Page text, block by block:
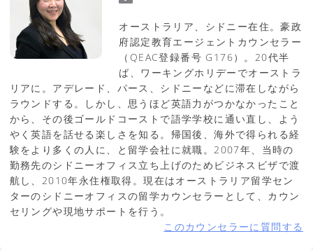
オーストラリア、シドニー在住。豪政
府認定教育エージェントカウンセラー
（QEAC登録番号 G176）。20代半
ば、ワーキングホリデーでオーストラ
リアに。アデレード、パース、シドニーなどに滞在しながら
ラウンドする。しかし、思うほど英語力がつかなかったこと
から、その後ゴールドコーストで語学学校に通い直し、よう
やく英語を話せる楽しさを知る。帰国後、海外で得られる経
験をより多くの人に、と留学会社に就職。2007年、当時の
勤務先のシドニーオフィス立ち上げのためビジネスビザで渡
航し、2010年永住権取得。現在はオーストラリア留学セン
ターのシドニーオフィスの留学カウンセラーとして、カウン
セリングや現地サポートを行う。
このカウンセラーに質問する